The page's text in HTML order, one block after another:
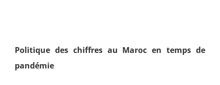
Politique des chiffres au Maroc en temps de
pandémie